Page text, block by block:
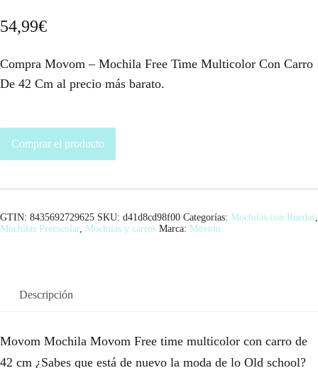
54,99€
Compra Movom – Mochila Free Time Multicolor Con Carro
De 42 Cm al precio más barato.
Comprar el producto
GTIN: 8435692729625 SKU: d41d8cd98f00 Categorías: Mochilas con Ruedas,
Mochilas Preescolar, Mochilas y carros Marca: Movom
Descripción
Movom Mochila Movom Free time multicolor con carro de
42 cm ¿Sabes que está de nuevo la moda de lo Old school?